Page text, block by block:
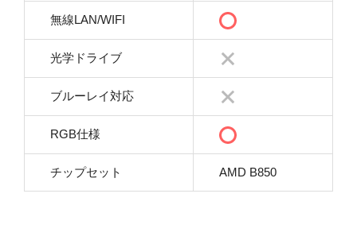
無線LAN/WIFI
光学ドライブ
ブルーレイ対応
RGB仕様
チップセット AMD B850